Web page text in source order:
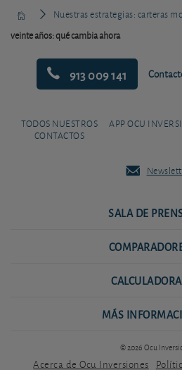
Nuestras estrategias: carteras
veinte años: qué cambia ahora
913 009 141
TODOS NUESTROS
CONTACTOS
APP OCU
SALA DE
MÁS
© 2026 Ocu
Acerca de Ocu Inversiones